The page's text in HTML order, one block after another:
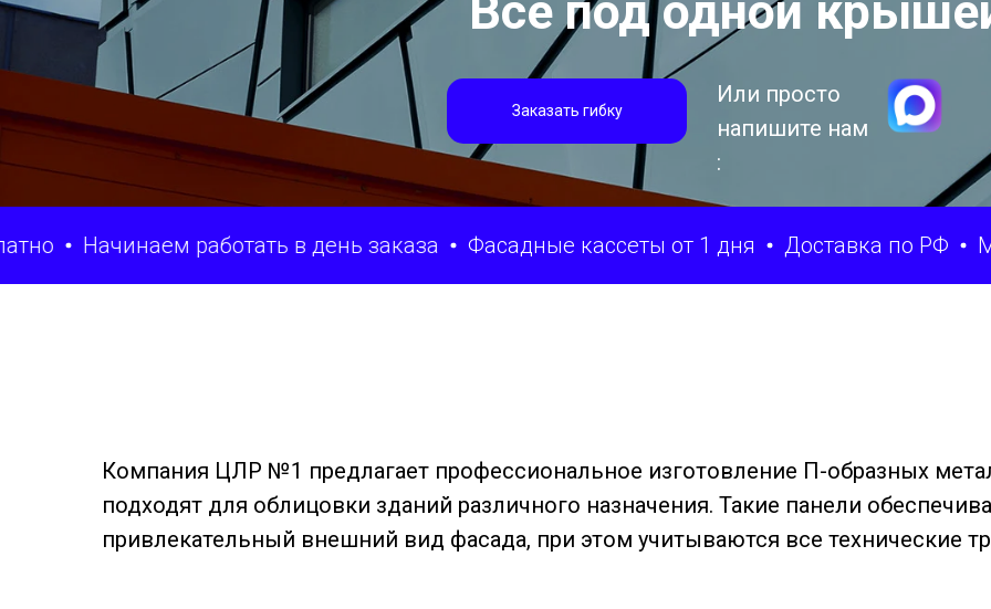
Заказать гибку
Или просто
напишите нам
:
работать в день заказа Фасадные кассеты от 1 дня Доставка по РФ Макет
Компания ЦЛР №1 предлагает профессиональное изготовление П-образных
подходят для облицовки зданий различного назначения. Такие панели
привлекательный внешний вид фасада, при этом учитываются все технические